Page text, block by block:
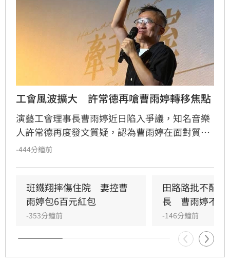
工會風波擴大　許常德再嗆曹雨婷轉移焦點
演藝工會理事長曹雨婷近日陷入爭議，知名音樂
人許常德再度發文質疑，認為曹雨婷在面對質疑
時，不應反問資深藝人池秋美關於田路路協助的
外界關注工會運作屬合理公共討論，核心在於工
會是否善盡職責，而非轉移焦點至個別藝人身
上。由於曹雨婷曾主動表示協助田路路，隨後引
發外界檢視工會作為，許常德呼籲曹雨婷應公開
說明近年會務內容，包括會費、企業贊助與政府
補助等經費運用情形，確保財務透明公開，才能
-444分鐘前
班鐵翔摔傷住院　妻控曹
雨婷包6百元紅包
-353分鐘前
田路路批不配
長　曹雨婷不忍
-146分鐘前